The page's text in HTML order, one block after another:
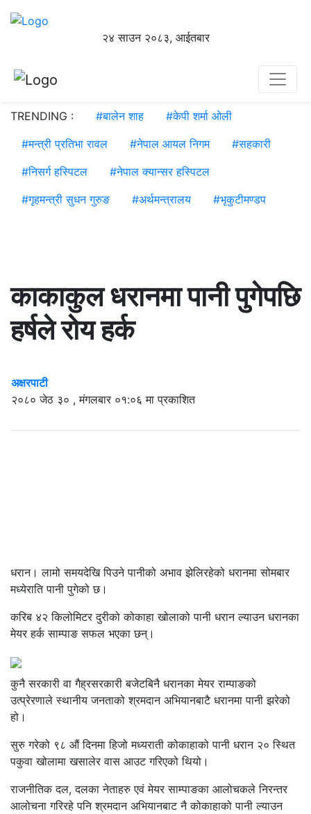
२४ साउन २०८३, आईतबार
TRENDING : #बालेन शाह #केपी शर्मा ओली
#मन्त्री प्रतिभा रावल #नेपाल आयल निगम #सहकारी
#निसर्ग हस्पिटल #नेपाल क्यान्सर हस्पिटल
#गृहमन्त्री सुधन गुरुङ #अर्थमन्त्रालय #भृकुटीमण्डप
काकाकुल धरानमा पानी पुगेपछि
हर्षले रोय हर्क
अक्षरपाटी
२०८० जेठ ३० , मंगलबार ०१:०६ मा प्रकाशित
धरान। लामो समयदेखि पिउने पानीको अभाव झेलिरहेको धरानमा सोमबार
मध्येराति पानी पुगेको छ।
करिब ४२ किलोमिटर दुरीको कोकाहा खोलाको पानी धरान ल्याउन धरानका
मेयर हर्क साम्पाङ सफल भएका छन्।
कुनै सरकारी वा गैह्रसरकारी बजेटबिनै धरानका मेयर राम्पाङको
उत्प्रेरणाले स्थानीय जनताको श्रमदान अभियानबाटै धरानमा पानी झरेको
हो।
सुरु गरेको ९८ औं दिनमा हिजो मध्यराती कोकाहाको पानी धरान २० स्थित
पकुवा खोलामा खसालेर वास आउट गरिएको थियो।
राजनीतिक दल, दलका नेताहरु एवं मेयर साम्पाङका आलोचकले निरन्तर
आलोचना गरिरहे पनि श्रमदान अभियानबाट नै कोकाहाको पानी ल्याउन